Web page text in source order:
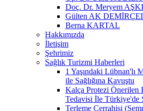
Doç. Dr. Meryem
Gülten AK
Berna KARTAL
Hakkımızda
İletişim
Şehrimiz
Sağlık Turizmi Haberleri
1 Yaşındaki Lübnan'lı
ile Sağlığına Kavuştu
Kalça Protezi Önerilen
Tedavisi İle Türkiye'de
Terleme Cerrahisi